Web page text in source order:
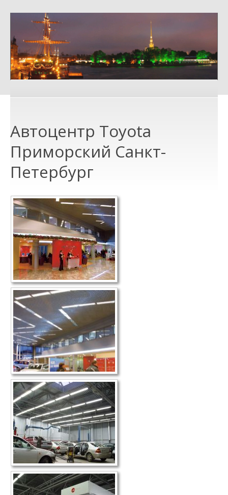
Автоцентр Toyota
Приморский Санкт-
Петербург